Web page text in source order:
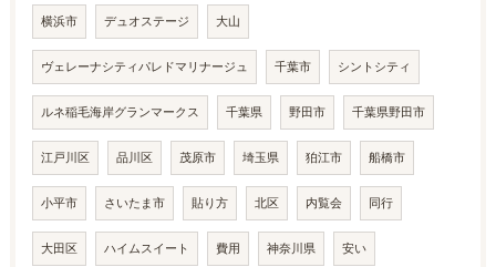
横浜市 デュオステージ 大山
ヴェレーナシティパレドマリナージュ 千葉市 シントシティ
ルネ稲毛海岸グランマークス 千葉県 野田市 千葉県野田市
江戸川区 品川区 茂原市 埼玉県 狛江市 船橋市
小平市 さいたま市 貼り方 北区 内覧会 同行
大田区 ハイムスイート 費用 神奈川県 安い